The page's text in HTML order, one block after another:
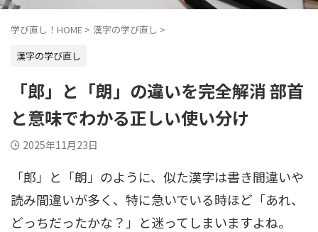
学び直し！HOME > 漢字の学び直し >
漢字の学び直し
「郎」と「朗」の違いを完全解消 部首
と意味でわかる正しい使い分け
2025年11月23日
「郎」と「朗」のように、似た漢字は書き間違いや
読み間違いが多く、特に急いでいる時ほど「あれ、
どっちだったかな？」と迷ってしまいますよね。